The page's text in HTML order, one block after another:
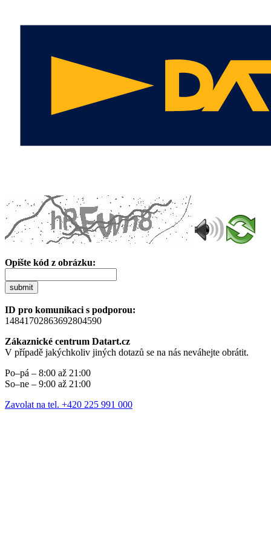
Opište kód z obrázku:
submit
ID pro komunikaci s podporou:
14841702863692804590
Zákaznické centrum Datart.cz
V případě jakýchkoliv jiných dotazů se na nás neváhejte obrátit.
Po–pá – 8:00 až 21:00
So–ne – 9:00 až 21:00
Zavolat na tel. +420 225 991 000